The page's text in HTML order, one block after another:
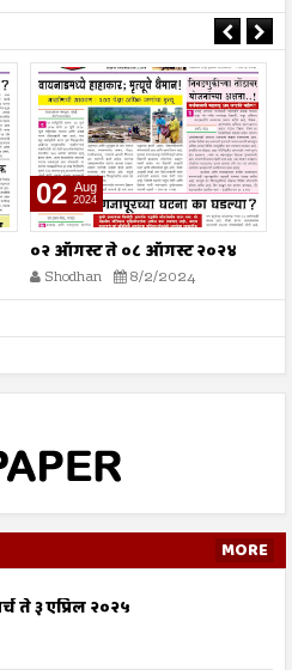
02 Aug
2024
०२ ऑगस्ट ते ०८ ऑगस्ट २०२४
Shodhan 8/2/2024
MORE
ते ३ एप्रिल २०२५